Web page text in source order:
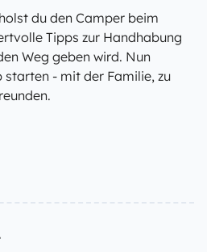
du den Camper beim
Tipps zur Handhabung
Weg geben wird. Nun
starten - mit der Familie, zu